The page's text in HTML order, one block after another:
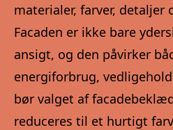
materialer, farver, detaljer
Facaden er ikke bare
ansigt, og den påvirker
energiforbrug,
bør valget af
reduceres til et hurtigt